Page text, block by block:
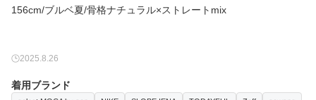
156cm/ブルベ夏/骨格ナチュラル×ストレートmix
2025.8.26
着用ブランド